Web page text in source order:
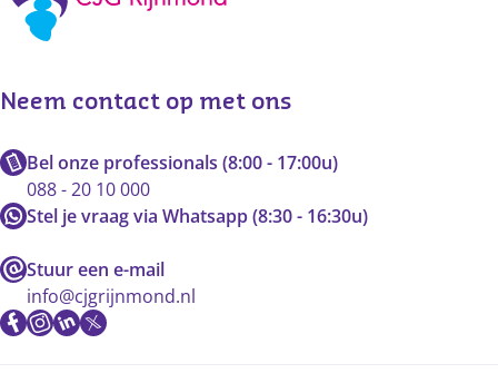
Neem contact op met ons
Bel onze professionals (8:00 - 17:00u)
088 - 20 10 000
Stel je vraag via Whatsapp (8:30 - 16:30u)
Stuur een e-mail
info@cjgrijnmond.nl